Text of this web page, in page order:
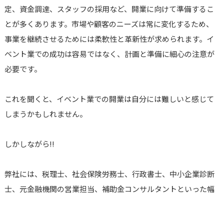
定、資金調達、スタッフの採用など、開業に向けて準備するこ
とが多くあります。市場や顧客のニーズは常に変化するため、
事業を継続させるためには柔軟性と革新性が求められます。イ
ベント業での成功は容易ではなく、計画と準備に細心の注意が
必要です。
これを聞くと、イベント業での開業は自分には難しいと感じて
しまうかもしれません。
しかしながら‼
弊社には、税理士、社会保険労務士、行政書士、中小企業診断
士、元金融機関の営業担当、補助金コンサルタントといった幅